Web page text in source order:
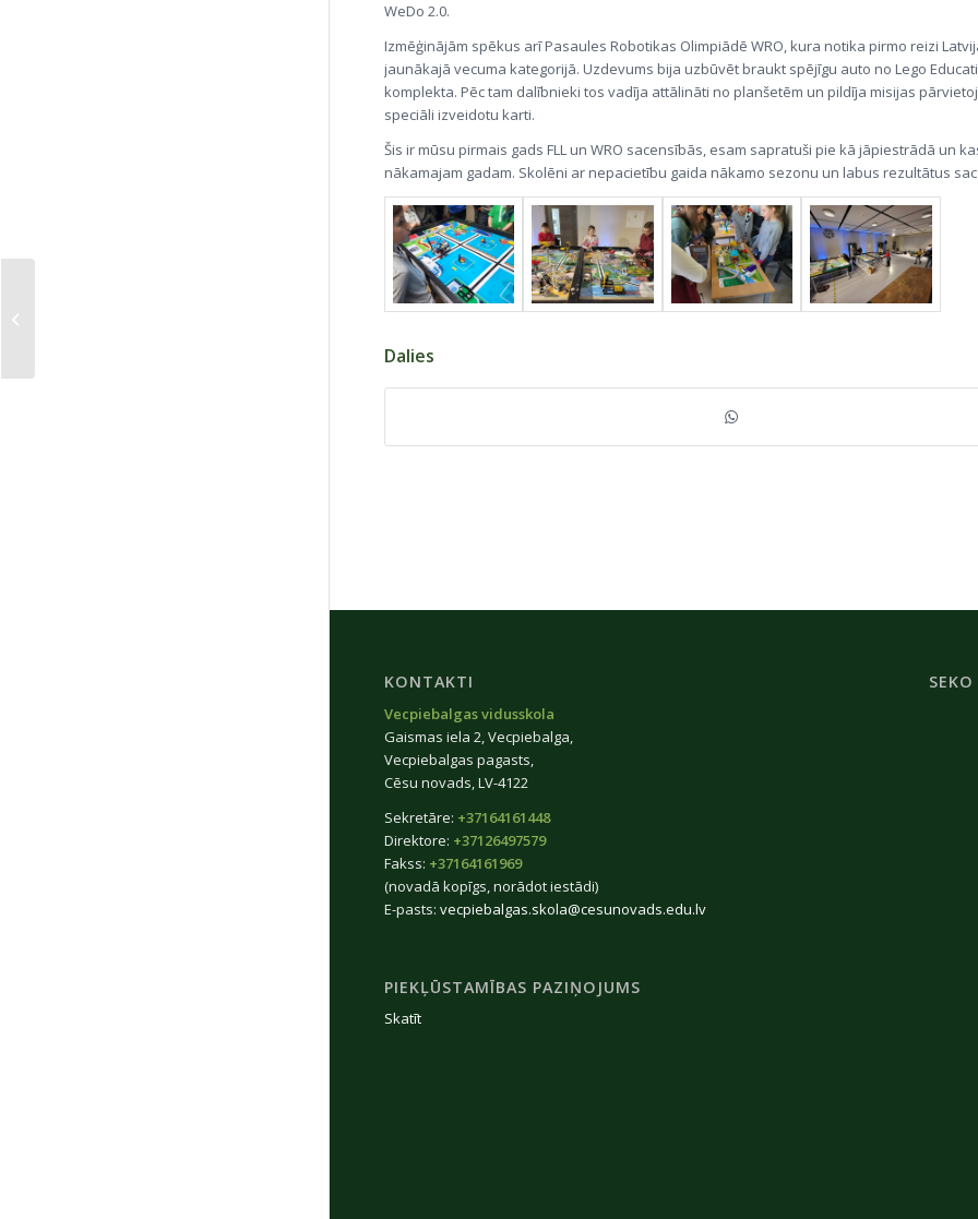
WeDo 2.0.
Izmēģinājām spēkus arī Pasaules Robotikas Olimpiādē WRO, kura notika pirmo reizi
jaunākajā vecuma kategorijā. Uzdevums bija uzbūvēt braukt spējīgu auto no Lego
komplekta. Pēc tam dalībnieki tos vadīja attālināti no planšetēm un pildīja misijas
speciāli izveidotu karti.
Šis ir mūsu pirmais gads FLL un WRO sacensībās, esam sapratuši pie kā jāpiestrādā un
nākamajam gadam. Skolēni ar nepacietību gaida nākamo sezonu un labus rezultātus
Dalies
KONTAKTI
Vecpiebalgas vidusskola
Gaismas iela 2, Vecpiebalga,
Vecpiebalgas pagasts,
Cēsu novads, LV-4122
Sekretāre: +37164161448
Direktore: +37126497579
Fakss: +37164161969
(novadā kopīgs, norādot iestādi)
E-pasts: vecpiebalgas.skola@cesunovads.edu.lv
PIEKĻŪSTAMĪBAS PAZIŅOJUMS
Skatīt